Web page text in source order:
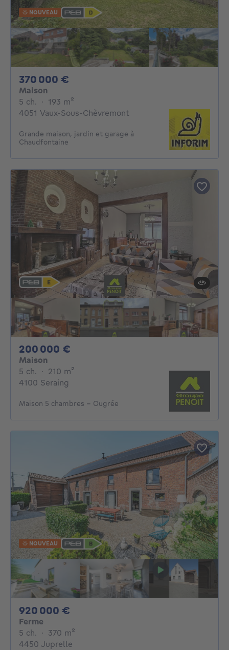
NOUVEAU
370 000 €
Maison
5 ch. 5 chambres
· 193 m²
4051 Vaux-Sous-Chèvremont
Grande maison, jardin et garage à
Chaudfontaine
200 000 €
Maison
5 ch. 5 chambres
· 210 m²
4100 Seraing
Maison 5 chambres - Ougrée
NOUVEAU
920 000 €
Ferme
5 ch. 5 chambres
· 370 m²
4450 Juprelle